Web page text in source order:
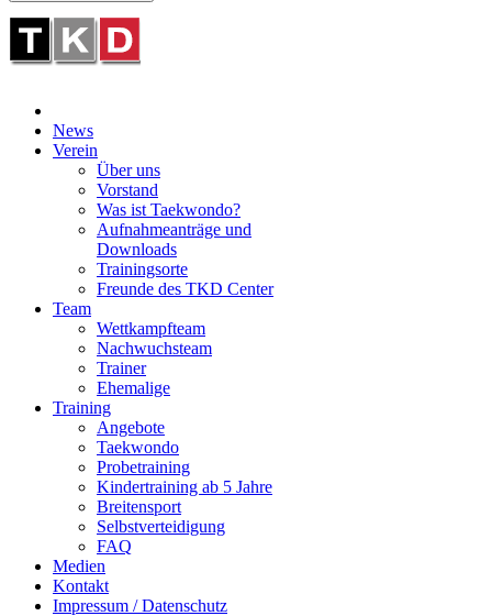
News
Verein
Über uns
Vorstand
Was ist Taekwondo?
Aufnahmeanträge und
Downloads
Trainingsorte
Freunde des TKD Center
Team
Wettkampfteam
Nachwuchsteam
Trainer
Ehemalige
Training
Angebote
Taekwondo
Probetraining
Kindertraining ab 5 Jahre
Breitensport
Selbstverteidigung
FAQ
Medien
Kontakt
Impressum / Datenschutz